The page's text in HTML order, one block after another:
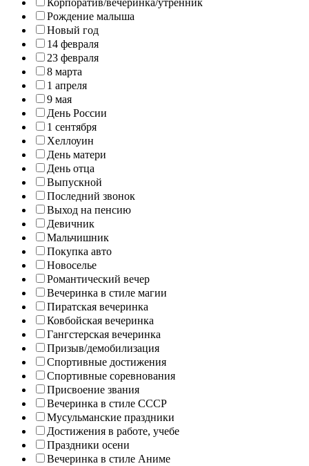
Корпоратив/вечеринка/утренник
Рождение малыша
Новый год
14 февраля
23 февраля
8 марта
1 апреля
9 мая
День России
1 сентября
Хеллоуин
День матери
День отца
Выпускной
Последний звонок
Выход на пенсию
Девичник
Мальчишник
Покупка авто
Новоселье
Романтический вечер
Вечеринка в стиле магии
Пиратская вечеринка
Ковбойская вечеринка
Гангстерская вечеринка
Призыв/демобилизация
Спортивные достижения
Спортивные соревнования
Присвоение звания
Вечеринка в стиле СССР
Мусульманские праздники
Достижения в работе, учебе
Праздники осени
Вечеринка в стиле Аниме